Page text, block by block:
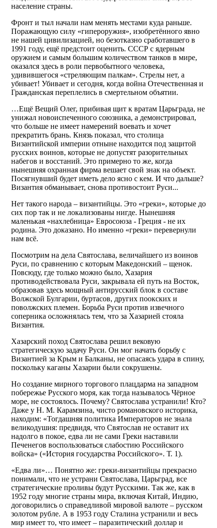
население страны.
Фронт и тыл начали нам менять местами куда раньше.
Поражающую силу «гипероружия», изобретённого явно
не нашей цивилизацией, но безотказно сработавшего в
1991 году, ещё предстоит оценить. СССР с ядерным
оружием и самым большим количеством танков в мире,
оказался здесь в роли первобытного человека,
удивившегося «стреляющим палкам». Стрелы нет, а
убивает! Убивает и сегодня, когда война Отечественная и
Гражданская переплелись в смертельном объятии.
…Ещё Вещий Олег, прибивая щит к вратам Царьграда, не
унижал новоиспеченного союзника, а демонстрировал,
что больше не имеет намерений воевать и хочет
прекратить брань. Князь показал, что столица
Византийской империи отныне находится под защитой
русских воинов, которые не допустят разорительных
набегов и восстаний. Это примерно то же, когда
нынешняя охранная фирма вешает свой знак на объект.
Посягнувший будет иметь дело ясно с кем. И что дальше?
Византия обманывает, снова противостоит Руси...
Нет такого народа – византийцы. Это «греки», которые до
сих пор так и не локализованы нигде. Нынешняя
маленькая «нахлебница» Евросоюза - Греция - не их
родина. Это доказано. Но именно «греки» перевернули
нам всё.
Посмотрим на дела Святослава, величайшего из воинов
Руси, по сравнению с которым Македонский – щенок.
Повсюду, где только можно было, Хазария
противодействовала Руси, закрывала ей путь на Восток,
образовав здесь мощный антирусский блок в составе
Волжской Булгарии, буртасов, других поокских и
поволжских племен. Борьба Руси против извечного
соперника осложнялась тем, что за Хазарией стояла
Византия.
Хазарский поход Святослава решил вековую
стратегическую задачу Руси. Он мог начать борьбу с
Византией за Крым и Балканы, не опасаясь удара в спину,
поскольку каганы Хазарии были сокрушены.
Но создание мирного торгового плацдарма на западном
побережье Русского моря, как тогда называлось Чёрное
море, не состоялось. Почему? Святослава устранили! Кто?
Даже у Н. М. Карамзина, чисто романовского историка,
находим: «Тогдашняя политика Императоров не знала
великодушия: предвидя, что Святослав не оставит их
надолго в покое, едва ли не сами Греки наставили
Печенегов воспользоваться слабостию Российского
войска» («История государства Российского». Т. 1).
«Едва ли»… Понятно же: греки-византийцы прекрасно
понимали, что не устрани Святослава, Царьград, все
стратегические проливы будут Русскими. Так же, как в
1952 году многие страны мира, включая Китай, Индию,
договорились о справедливой мировой валюте – русском
золотом рубле. А в 1953 году Сталина устранили и весь
мир имеет то, что имеет – паразитический доллар и